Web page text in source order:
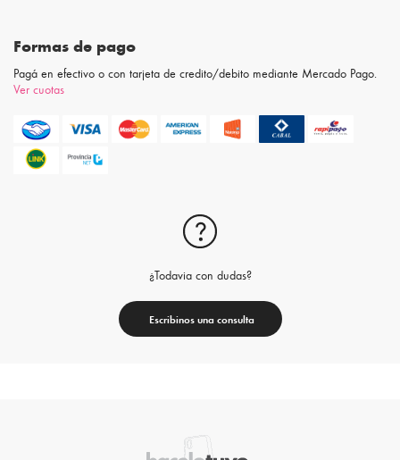
Formas de pago
Pagá en efectivo o con tarjeta de credito/debito mediante Mercado Pago.
Ver cuotas
¿Todavia con dudas?
Escribinos una consulta